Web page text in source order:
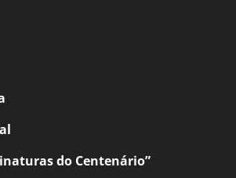
do Centenário”